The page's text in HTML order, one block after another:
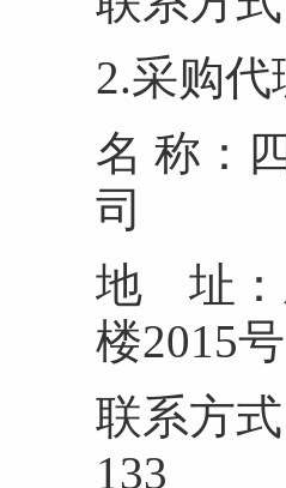
2.采购代
名 称：
地 址：
联系方